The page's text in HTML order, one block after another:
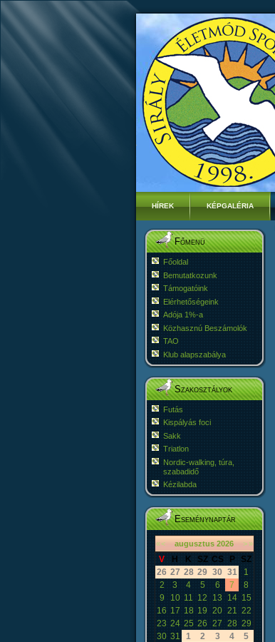
HÍREK KÉPGALÉRIA
Főmenü
Főoldal
Bemutatkozunk
Támogatóink
Elérhetőségeink
Adója 1%-a
Közhasznú Beszámolók
TAO
Klub alapszabálya
Szakosztályok
Futás
Kispályás foci
Sakk
Triatlon
Nordic-walking, túra,
szabadidő
Kézilabda
Eseménynaptár
«< augusztus 2026 >»
V H K SZ CS P
SZ
26 27 28 29 30 31
1
2
3 4 5 6 7
8
9
10 11 12 13 14 15
16 17 18 19 20 21 22
23 24 25 26 27 28 29
30 31 1 2 3 4 5